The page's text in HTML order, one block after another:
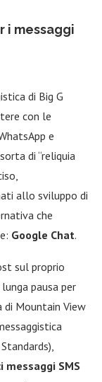
i messaggi
di Big G
con le
e
di “reliquia
allo sviluppo di
che
Google Chat.
sul proprio
pausa per
di Mountain View
SMS